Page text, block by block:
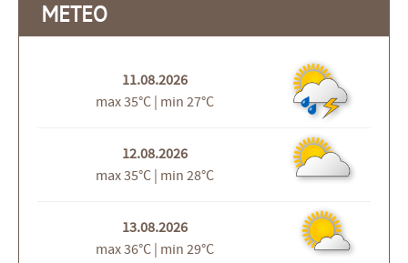
METEO
11.08.2026
max 35°C | min 27°C
12.08.2026
max 35°C | min 28°C
13.08.2026
max 36°C | min 29°C